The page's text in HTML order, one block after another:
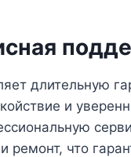
длительную
и
ремонт, что